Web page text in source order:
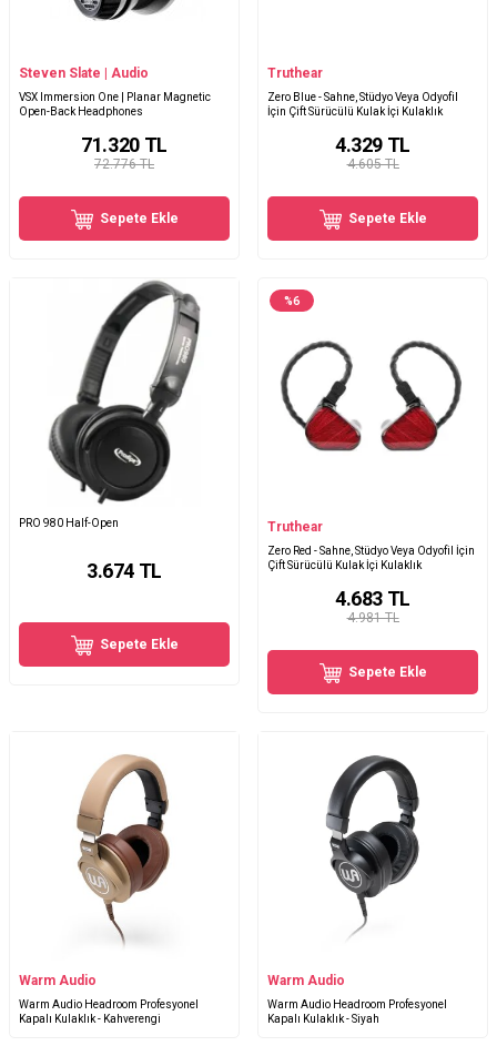
Steven Slate | Audio
VSX Immersion One | Planar Magnetic
Open-Back Headphones
72.776 TL
71.320TL
Sepete Ekle
Truthear
Zero Blue - Sahne, Stüdyo Veya Odyofil
İçin Çift Sürücülü Kulak İçi Kulaklık
4.605 TL
4.329 TL
Sepete Ekle
PRO 980 Half-Open
3.674 TL
Sepete Ekle
%6
Truthear
Zero Red - Sahne, Stüdyo Veya Odyofil İçin
Çift Sürücülü Kulak İçi Kulaklık
4.981 TL
4.683 TL
Sepete Ekle
Warm Audio
Warm Audio Headroom Profesyonel
Kapalı Kulaklık - Kahverengi
Warm Audio
Warm Audio Headroom Profesyonel
Kapalı Kulaklık - Siyah